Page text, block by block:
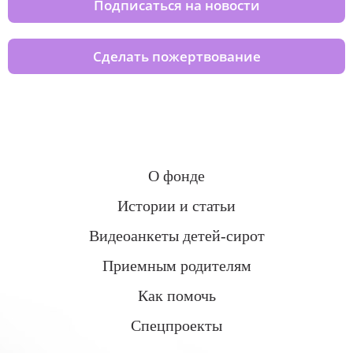
Подписаться на новости
Сделать пожертвование
О фонде
Истории и статьи
Видеоанкеты детей-сирот
Приемным родителям
Как помочь
Спецпроекты